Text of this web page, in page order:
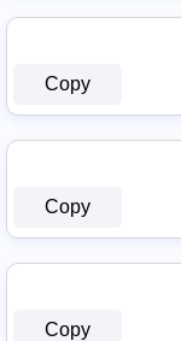
Copy
Copy
Copy